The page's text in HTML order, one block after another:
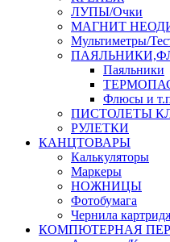
ЛУПЫ/Очки
МАГНИТ
Мультиметры/
Паяльники
Флюсы и
ПИСТОЛЕТЫ
РУЛЕТКИ
КАНЦТОВАРЫ
Калькуляторы
Маркеры
НОЖНИЦЫ
Фотобумага
Чернила
КОМПЮТЕРНАЯ